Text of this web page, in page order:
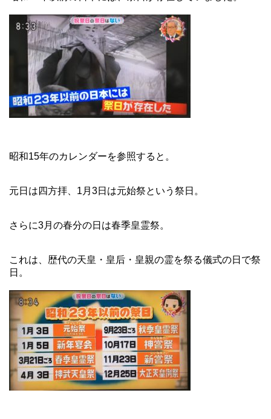
昭和15年のカレンダーを参照すると。
元日は四方拝、1月3日は元始祭という祭日。
さらに3月の春分の日は春季皇霊祭。
これは、歴代の天皇・皇后・皇親の霊を祭る儀式の日で祭
日。